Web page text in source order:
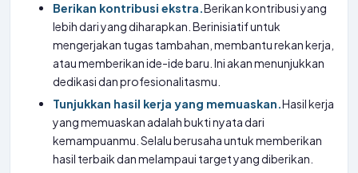
Berikan kontribusi ekstra.Berikan kontribusi yang
lebih dari yang diharapkan. Berinisiatif untuk
mengerjakan tugas tambahan, membantu rekan kerja,
atau memberikan ide-ide baru. Ini akan menunjukkan
dedikasi dan profesionalitasmu.
Tunjukkan hasil kerja yang memuaskan.Hasil kerja
yang memuaskan adalah bukti nyata dari
kemampuanmu. Selalu berusaha untuk memberikan
hasil terbaik dan melampaui target yang diberikan.